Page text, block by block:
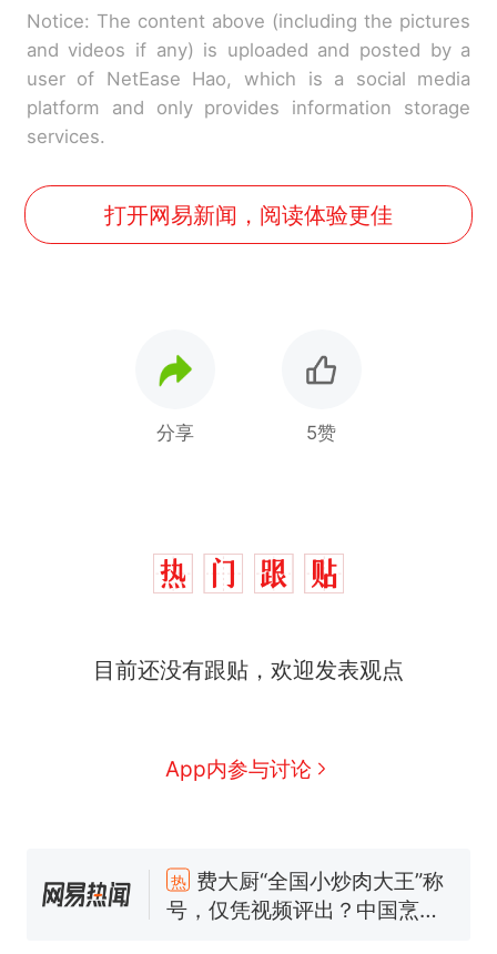
Notice: The content above (including the pictures
and videos if any) is uploaded and posted by a
user of NetEase Hao, which is a social media
platform and only provides information storage
services.
打开网易新闻，阅读体验更佳
分享 5赞
目前还没有跟贴，欢迎发表观点
App内参与讨论
热
费大厨“全国小炒肉大王”称
号，仅凭视频评出？中国烹饪